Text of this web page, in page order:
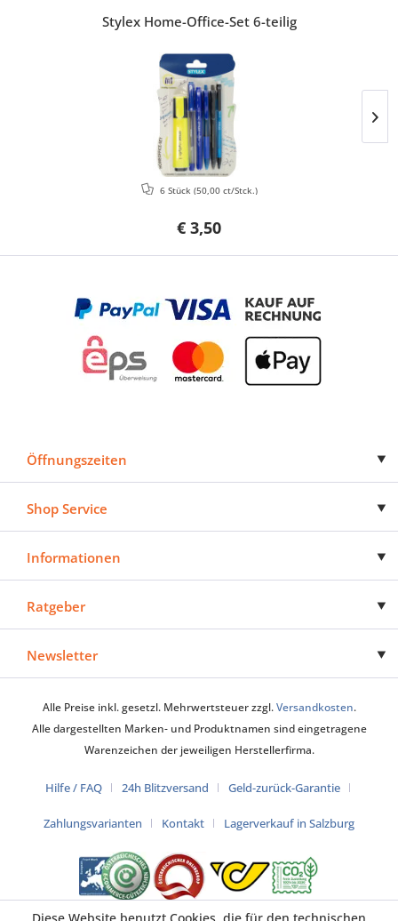
Stylex Home-Office-Set 6-teilig
€ 3,50
6 Stück (50,00 ct/Stck.)
Öffnungszeiten
Shop Service
Informationen
Ratgeber
Newsletter
Alle Preise inkl. gesetzl. Mehrwertsteuer zzgl.Versandkosten.
Alle dargestellten Marken- und Produktnamen sind eingetragene
Warenzeichen der jeweiligen Herstellerfirma.
Hilfe / FAQ 24h Blitzversand Geld-zurück-Garantie
Zahlungsvarianten Kontakt Lagerverkauf in Salzburg